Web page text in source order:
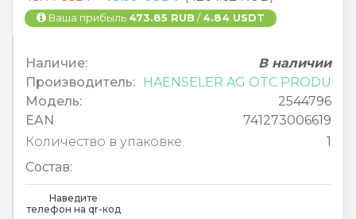
Ваша прибыль 473.85 RUB / 4.84 USDT
Наличие:
В наличии
Производитель: HAENSELER AG OTC PRODU
Модель:
2544796
EAN
741273006619
Количество в упаковке.
1
Состав:
Наведите
телефон на qr-код